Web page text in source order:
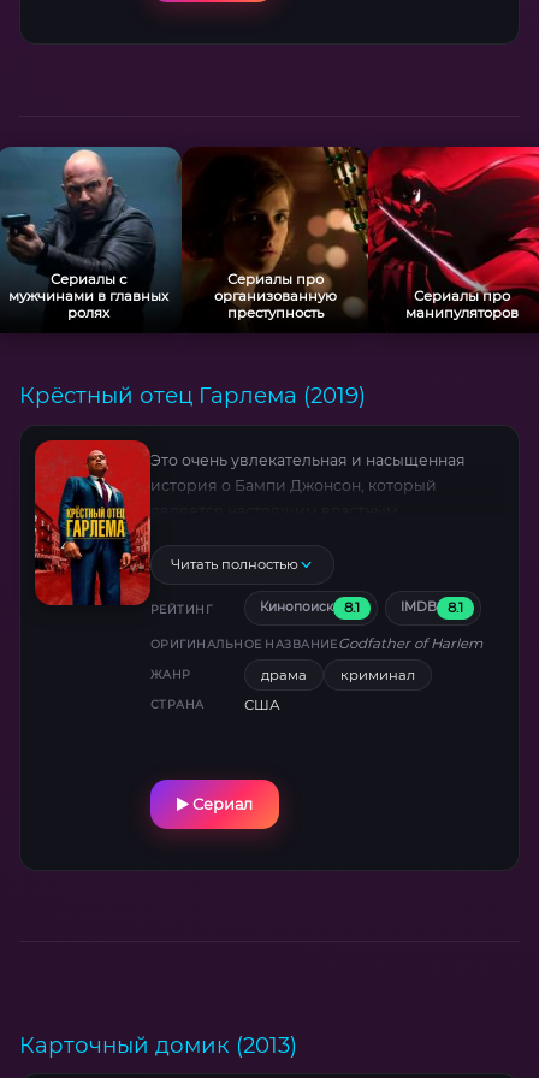
Сериалы с
мужчинами в главных
ролях
Сериалы про
организованную
преступность
Сериалы про
манипуляторов
Крёстный отец Гарлема (2019)
Это очень увлекательная и насыщенная
история о Бампи Джонсон, который
масштабной наркоторговлей. Также под его
руководством находится и другая
деятельность Гарлема, например,
проституция, а также подпольные игорные
заведения города.
Читать полностью
РЕЙТИНГ Кинопоиск 8.1 IMDB 8.1
ОРИГИНАЛЬНОЕ НАЗВАНИЕGodfather of Harlem
ЖАНР драма криминал
СТРАНА США
Сериал
Карточный домик (2013)